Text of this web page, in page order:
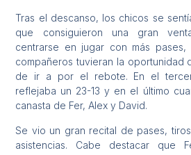
Tras el descanso, los chicos se
que consiguieron una gran
centrarse en jugar con más
compañeros tuvieran la oportunidad
de ir a por el rebote. En el
reflejaba un 23-13 y en el último
canasta de Fer, Alex y David.
Se vio un gran recital de pases,
asistencias. Cabe destacar que